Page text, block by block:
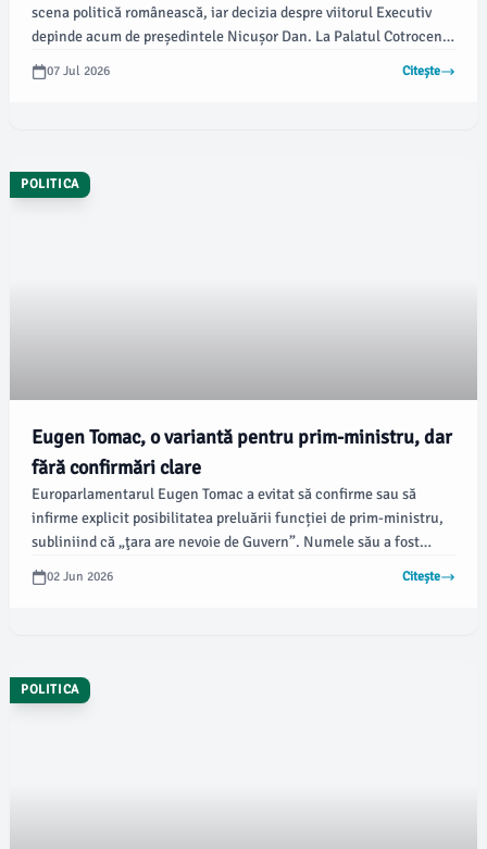
scena politică românească, iar decizia despre viitorul Executiv
depinde acum de președintele Nicușor Dan. La Palatul Cotroceni
se iau în considerare mai multe scenarii pentru numirea noului
premier, în timp ce partidele caută soluții viabile pentru a obține
07 Jul 2026 Citește
POLITICA
Eugen Tomac, o variantă pentru prim-ministru, dar
fără confirmări clare
Europarlamentarul Eugen Tomac a evitat să confirme sau să
infirme explicit posibilitatea preluării funcției de prim-ministru,
subliniind că „ţara are nevoie de Guvern”. Numele său a fost
intens discutat ca fiind una dintre principalele opțiuni pentru
formarea noului Executiv, conform News.ro.
02 Jun 2026 Citește
POLITICA